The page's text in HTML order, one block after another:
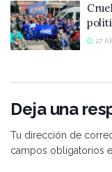
27
Deja una
Tu dirección de
campos obligatorios